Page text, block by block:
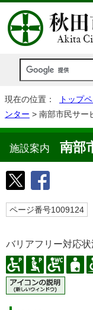
現在の位置： トップ
ンター > 南部市民サー
施設案内 南部
ページ番号1009124
バリアフリー対応状